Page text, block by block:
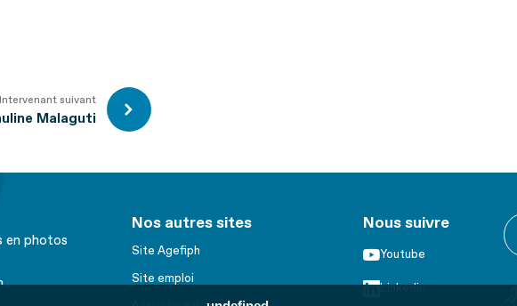
Intervenant suivant
Malaguti
en photos
Nos autres sites
Site Agefiph
Site emploi
Nous suivre
Youtube
Linkedin